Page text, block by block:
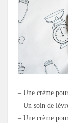
– Une crème
– Un soin de
– Une crème